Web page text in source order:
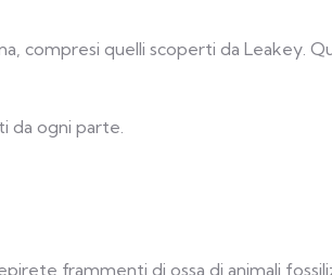
compresi quelli scoperti da Leakey.
da ogni parte.
frammenti di ossa di animali